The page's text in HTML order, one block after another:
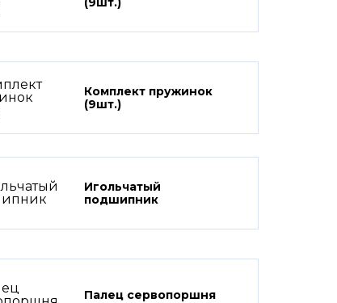
Комплект пружинок
(9шт.)
Игольчатый
подшипник
Палец сервопоршня